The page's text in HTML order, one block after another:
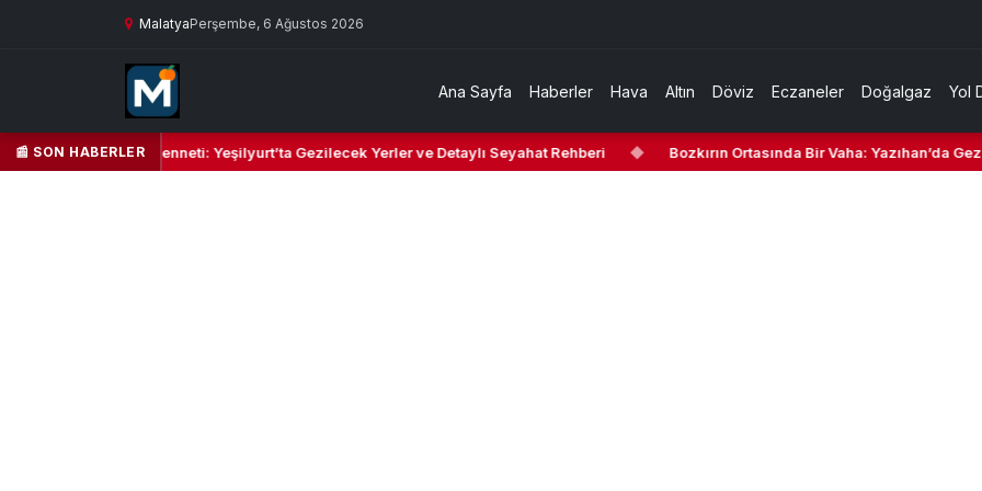
MalatyaPerşembe, 6 Ağustos 2026
Ana Sayfa Haberler Hava Altın Döviz Eczaneler Doğalgaz Yol
📰 SON HABERLER
Kalbi ve Kültür Cenneti: Yeşilyurt’ta Gezilecek Yerler ve Detaylı Seyahat Rehberi ◆ Bozkırın Ortasında Bir Vaha: Yazıhan’da